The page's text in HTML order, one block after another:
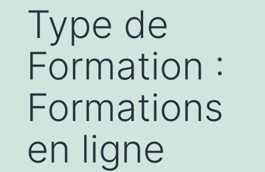
Type de
Formation :
Formations
en ligne